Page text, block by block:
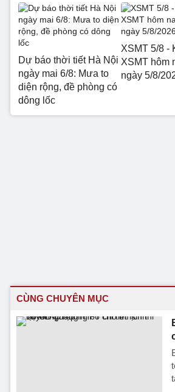
Dự báo thời tiết Hà Nội
ngày mai 6/8: Mưa to
diện rộng, đề phòng có
dông lốc
XSMT 5/8 -
XSMT hôm
ngày 5/8/
CÙNG CHUYÊN MỤC